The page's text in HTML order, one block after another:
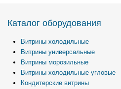
Каталог оборудования
Витрины холодильные
Витрины универсальные
Витрины морозильные
Витрины холодильные угловые
Кондитерские витрины